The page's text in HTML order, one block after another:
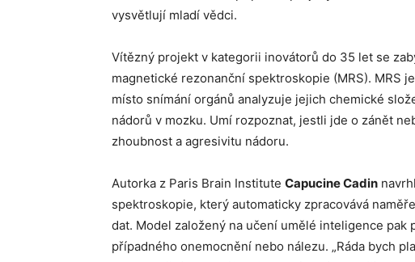
vysvětlují mladí vědci.
Vítězný projekt v kategorii inovátorů do 35 let se
magnetické rezonanční spektroskopie (MRS). MRS
místo snímání orgánů analyzuje jejich chemické
nádorů v mozku. Umí rozpoznat, jestli jde o zánět
zhoubnost a agresivitu nádoru.
Autorka z Paris Brain Institute Capucine Cadin
spektroskopie, který automaticky zpracovává
dat. Model založený na učení umělé inteligence pak
případného onemocnění nebo nálezu. „Ráda bych